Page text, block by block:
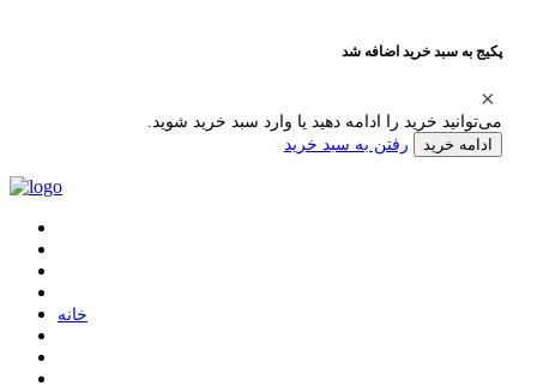
پکیج به سبد خرید اضافه شد
می‌توانید خرید را ادامه دهید یا وارد سبد خرید شوید.
ادامه خرید رفتن به سبد خرید
ﺧﺎﻧﻪ